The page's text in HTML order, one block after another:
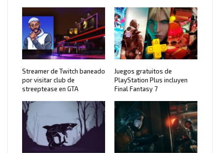
Streamer de Twitch baneado
por visitar club de
streeptease en GTA
Juegos gratuitos de
PlayStation Plus incluyen
Final Fantasy 7